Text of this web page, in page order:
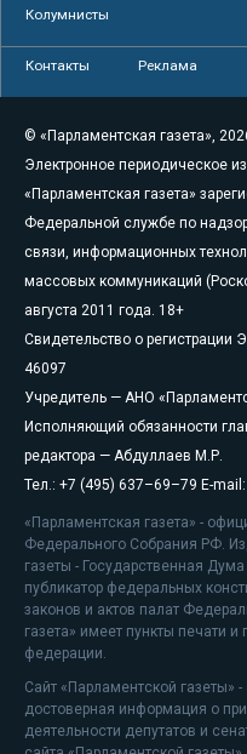
Колумнисты
Контакты Реклама
© «Парламентская газета»,
Электронное периодическое
«Парламентская газета»
Федеральной службе по
связи, информационных
массовых коммуникаций
августа 2011 года. 18+
Свидетельство о
46097
Учредитель — АНО
Исполняющий обязанности
редактора — Абдуллаев М.Р.
Тел.: +7 (495) 637–69–79 E-mail:
«Парламентская газета» -
Федерального Собрания РФ.
газеты - Государственная
публикатор федеральных
законов и актов палат
газета» имеет пункты печати
федерации.
Сайт «Парламентской газеты»
достоверная информация о
деятельности депутатов и